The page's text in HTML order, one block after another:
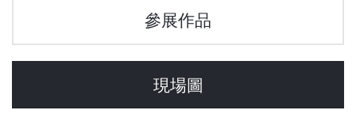
參展作品
現場圖